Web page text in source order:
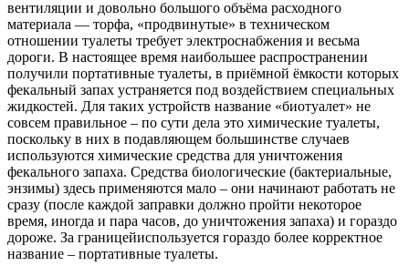
вентиляции и довольно большого объёма расходного
материала — торфа, «продвинутые» в техническом
отношении туалеты требует электроснабжения и весьма
дороги. В настоящее время наибольшее распространении
получили портативные туалеты, в приёмной ёмкости которых
фекальный запах устраняется под воздействием специальных
жидкостей. Для таких устройств название «биотуалет» не
совсем правильное – по сути дела это химические туалеты,
поскольку в них в подавляющем большинстве случаев
используются химические средства для уничтожения
фекального запаха. Средства биологические (бактериальные,
энзимы) здесь применяются мало – они начинают работать не
сразу (после каждой заправки должно пройти некоторое
время, иногда и пара часов, до уничтожения запаха) и гораздо
дороже. За границейиспользуется гораздо более корректное
название – портативные туалеты.